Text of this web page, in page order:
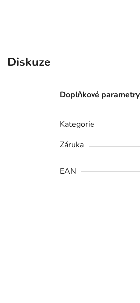
Diskuze
Doplňkové parametry
Kategorie
Záruka
EAN